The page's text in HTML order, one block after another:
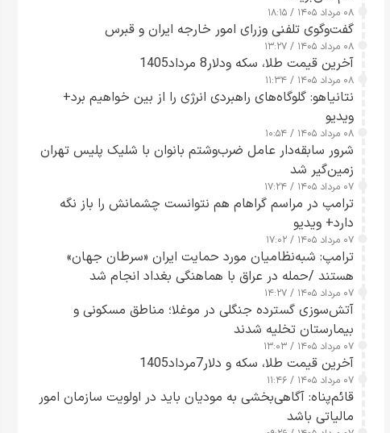
۰۸ مرداد ۱۴۰۵ / ۱۸:۱۵
گفت‌وگوی تلفنی وزرای امور خارجه ایران و قبرس
۰۸ مرداد ۱۴۰۵ / ۱۳:۲۷
آخرین قیمت طلا، سکه ودلار8 مرداد1405
۰۸ مرداد ۱۴۰۵ / ۱۱:۳۴
نتانیاهو: گلوگاه‌های راهبردی انرژی را از بین خواهیم برد+
ویدیو
۰۸ مرداد ۱۴۰۵ / ۱۰:۵۴
شرور سابقه‌دار عامل ضرب‌وشتم بانوان با شلیک پلیس تهران
زمین‌گیر شد
۰۷ مرداد ۱۴۰۵ / ۱۷:۲۴
ترامپ در مراسم گراهام هم نتوانست چشمانش را باز نگه
دارد+ ویدیو
۰۷ مرداد ۱۴۰۵ / ۱۷:۰۲
ترامپ: شبه‌نظامیان مورد حمایت ایران «سرطان جهان»
هستند /حمله در عراق با هماهنگی بغداد انجام شد
۰۷ مرداد ۱۴۰۵ / ۱۴:۲۷
آتش‌سوزی گسترده جنگلی در موغلا؛ مناطق مسکونی و
بیمارستان تخلیه شدند
۰۷ مرداد ۱۴۰۵ / ۱۳:۰۳
آخرین قیمت طلا، سکه و دلار7مرداد1405
۰۷ مرداد ۱۴۰۵ / ۱۱:۴۶
قائم‌پناه: آگاهی‌بخشی به مودیان باید در اولویت سازمان امور
مالیاتی باشد